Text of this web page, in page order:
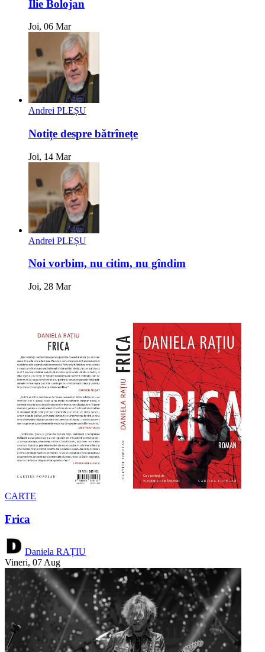
Ilie Bolojan
Joi, 06 Mar
Andrei PLEȘU
Notițe despre bătrînețe
Joi, 14 Mar
Andrei PLEȘU
Noi vorbim, nu citim, nu gîndim
Joi, 28 Mar
CARTE
Frica
Daniela RAȚIU
Vineri, 07 Aug